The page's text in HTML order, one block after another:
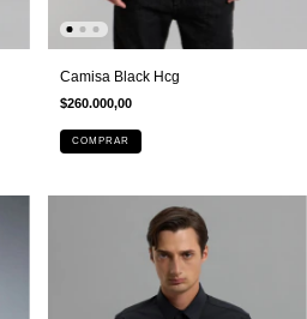
Camisa Black Hcg
$260.000,00
COMPRAR